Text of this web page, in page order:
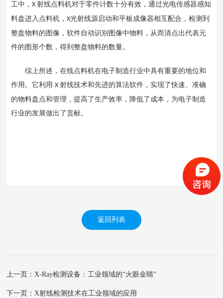
工中， X 射线点料机对于零件计数十分有效，通过光电传感器感知
料盘进入点料机， X光射线源启动和平板成像器相互配合，检测到
整盘物料的图像，软件自动识别图像中物料，从而清点出代表元
件的图形个数，得到整盘物料的数量。
综上所述，在线点料机在电子制造行业中具有重要的地位和
作用。它利用 X 射线技术和先进的算法软件，实现了快速、准确
的物料盘点和管理，提高了生产效率，降低了成本，为电子制造
行业的发展做出了贡献。
返回列表
上一页：X-Ray检测设备：工业领域的“火眼金睛”
下一页：X射线检测技术在工业领域的应用